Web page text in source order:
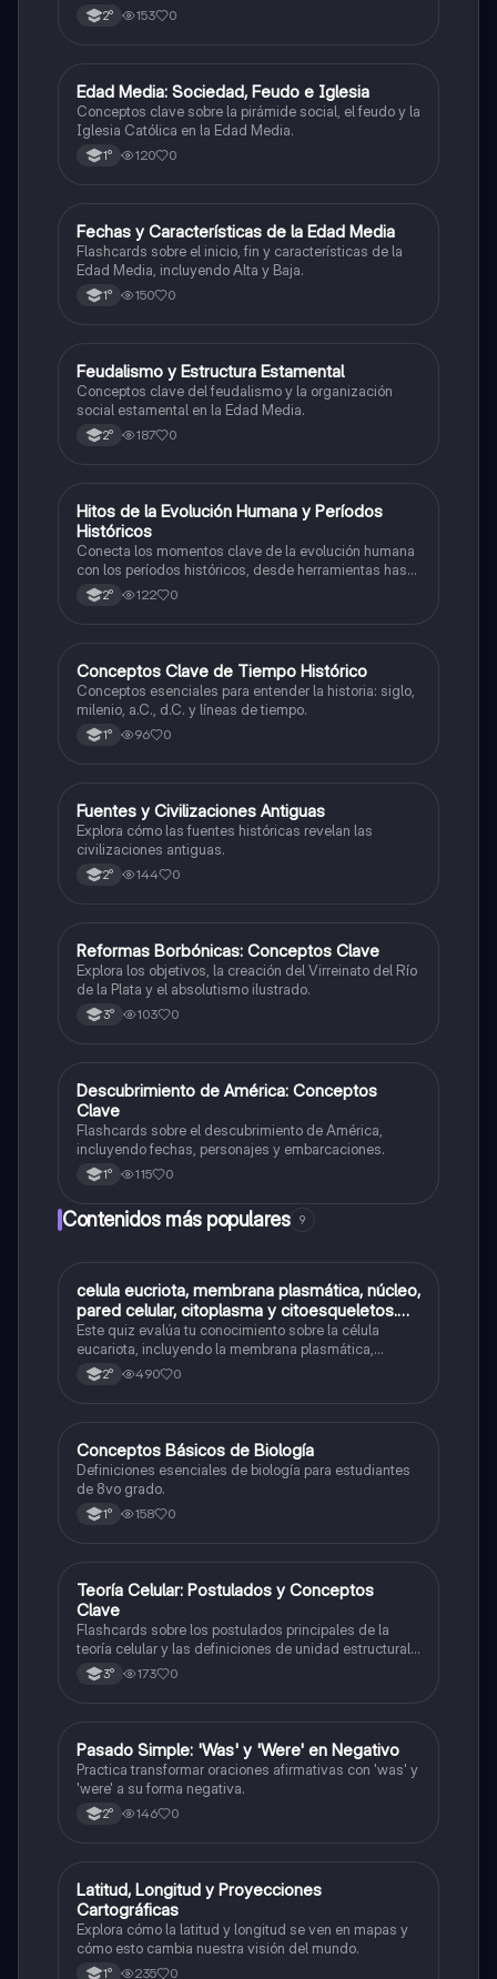
2° 153 0
EHistoria
Edad Media: Sociedad, Feudo e Iglesia
Conceptos clave sobre la pirámide social, el feudo y la
Iglesia Católica en la Edad Media.
1° 120 0
FHistoria
Fechas y Características de la Edad Media
Flashcards sobre el inicio, fin y características de la
Edad Media, incluyendo Alta y Baja.
1° 150 0
FHistoria
Feudalismo y Estructura Estamental
Conceptos clave del feudalismo y la organización
social estamental en la Edad Media.
2° 187 0
HHistoria
Hitos de la Evolución Humana y Períodos
Históricos
Conecta los momentos clave de la evolución humana
con los períodos históricos, desde herramientas hasta
escritura.
2° 122 0
CHistoria
Conceptos Clave de Tiempo Histórico
Conceptos esenciales para entender la historia: siglo,
milenio, a.C., d.C. y líneas de tiempo.
1° 96 0
FHistoria
Fuentes y Civilizaciones Antiguas
Explora cómo las fuentes históricas revelan las
civilizaciones antiguas.
2° 144 0
RHistoria
Reformas Borbónicas: Conceptos Clave
Explora los objetivos, la creación del Virreinato del Río
de la Plata y el absolutismo ilustrado.
3° 103 0
DHistoria
Descubrimiento de América: Conceptos
Clave
Flashcards sobre el descubrimiento de América,
incluyendo fechas, personajes y embarcaciones.
1° 115 0
Contenidos más populares 9
CBiología
celula eucriota, membrana plasmática, núcleo,
pared celular, citoplasma y citoesqueletos.
nombre se las partes de la celula eucariota
Este quiz evalúa tu conocimiento sobre la célula
eucariota, incluyendo la membrana plasmática,
núcleo, pared celular, citoplasma y citoesqueleto.
2° 490 0
CBiología
Conceptos Básicos de Biología
Definiciones esenciales de biología para estudiantes
de 8vo grado.
1° 158 0
TBiología
Teoría Celular: Postulados y Conceptos
Clave
Flashcards sobre los postulados principales de la
teoría celular y las definiciones de unidad estructural
y funcional.
3° 173 0
PInglés
Pasado Simple: 'Was' y 'Were' en Negativo
Practica transformar oraciones afirmativas con 'was' y
'were' a su forma negativa.
2° 146 0
LGeografía
Latitud, Longitud y Proyecciones
Cartográficas
Explora cómo la latitud y longitud se ven en mapas y
cómo esto cambia nuestra visión del mundo.
1° 235 0